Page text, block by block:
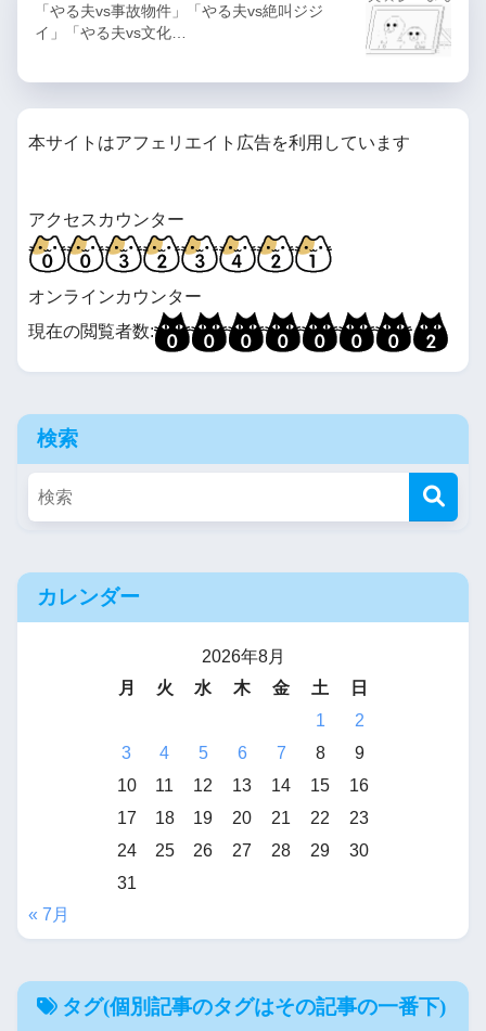
「やる夫vs事故物件」「やる夫vs絶叫ジジ
イ」「やる夫vs文化…
本サイトはアフェリエイト広告を利用しています
アクセスカウンター
オンラインカウンター
現在の閲覧者数:
検索
カレンダー
2026年8月
月
火 水 木 金 土
日
1
2
3
4 5 6 7 8
9
10
11 12 13 14 15
16
17
18 19 20 21 22
23
24
25 26 27 28 29
30
31
« 7月
タグ(個別記事のタグはその記事の一番下)